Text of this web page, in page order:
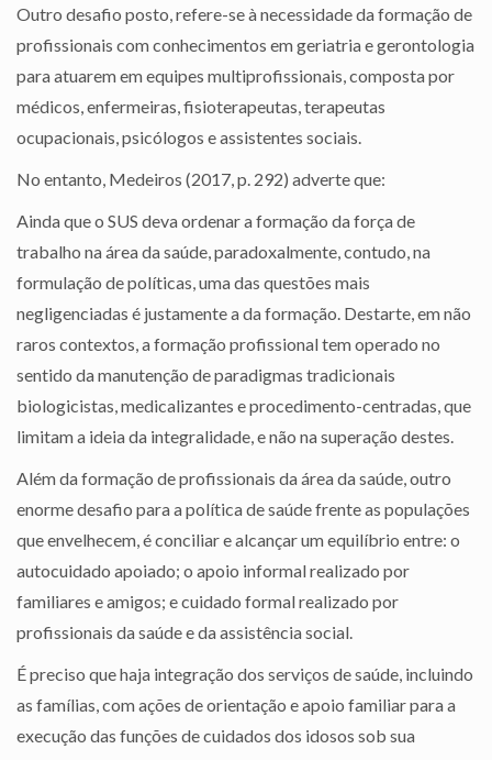
Outro desafio posto, refere-se à necessidade da formação de
profissionais com conhecimentos em geriatria e gerontologia
para atuarem em equipes multiprofissionais, composta por
médicos, enfermeiras, fisioterapeutas, terapeutas
ocupacionais, psicólogos e assistentes sociais.
No entanto, Medeiros (2017, p. 292) adverte que:
Ainda que o SUS deva ordenar a formação da força de
trabalho na área da saúde, paradoxalmente, contudo, na
formulação de políticas, uma das questões mais
negligenciadas é justamente a da formação. Destarte, em não
raros contextos, a formação profissional tem operado no
sentido da manutenção de paradigmas tradicionais
biologicistas, medicalizantes e procedimento-centradas, que
limitam a ideia da integralidade, e não na superação destes.
Além da formação de profissionais da área da saúde, outro
enorme desafio para a política de saúde frente as populações
que envelhecem, é conciliar e alcançar um equilíbrio entre: o
autocuidado apoiado; o apoio informal realizado por
familiares e amigos; e cuidado formal realizado por
profissionais da saúde e da assistência social.
É preciso que haja integração dos serviços de saúde, incluindo
as famílias, com ações de orientação e apoio familiar para a
execução das funções de cuidados dos idosos sob sua